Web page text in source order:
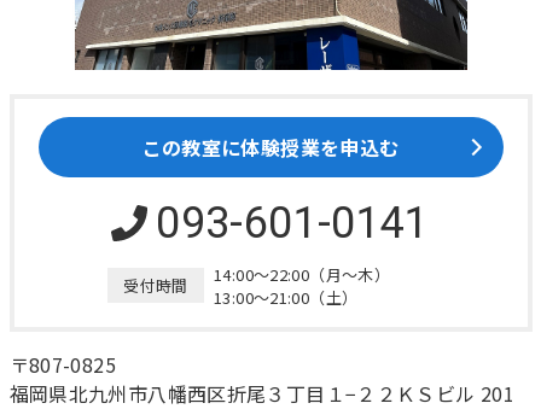
この教室に体験授業を申込む
093-601-0141
受付時間
14:00～22:00（月～木）
13:00～21:00（土）
〒807-0825
福岡県北九州市八幡西区折尾３丁目１−２２ ＫＳビル 201